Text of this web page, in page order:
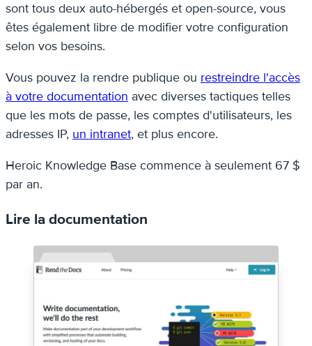
sont tous deux auto-hébergés et open-source, vous
êtes également libre de modifier votre configuration
selon vos besoins.
Vous pouvez la rendre publique ou restreindre l'accès
à votre documentation avec diverses tactiques telles
que les mots de passe, les comptes d'utilisateurs, les
adresses IP, un intranet, et plus encore.
Heroic Knowledge Base commence à seulement 67 $
par an.
Lire la documentation